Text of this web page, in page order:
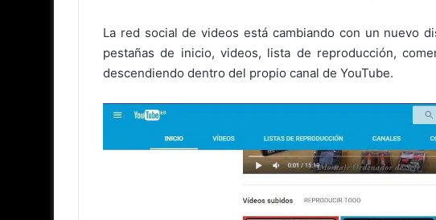
La red social de videos está cambiando con un nuevo
pestañas de inicio, videos, lista de reproducción,
descendiendo dentro del propio canal de YouTube.